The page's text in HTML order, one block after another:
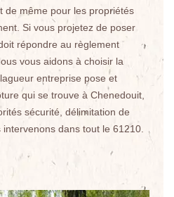
de même pour les propriétés
Si vous projetez de poser
répondre au règlement
vous aidons à choisir la
entreprise pose et
qui se trouve à Chenedouit,
sécurité, délimitation de
dans tout le 61210.